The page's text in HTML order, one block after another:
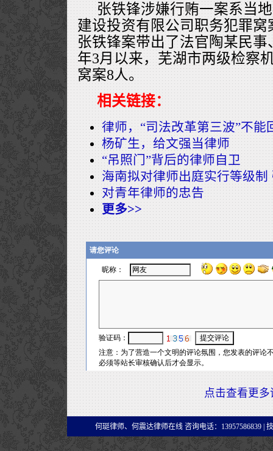
张铁锋涉嫌行贿一案系当
建设投资有限公司职务犯罪
张铁锋案带出了法官陶某民
年3月以来，芜湖市两级检察
窝案8人。
相关链接：
律师，“司法改革第三波”不能
杨矿生，给文强当律师
“吊照门”背后的律师自卫
海南拟对律师出庭实行等级制
对青年律师的忠告
更多>>
点击查看更多
何珽律师、何震达律师在线 咨询电话：13957586839 |